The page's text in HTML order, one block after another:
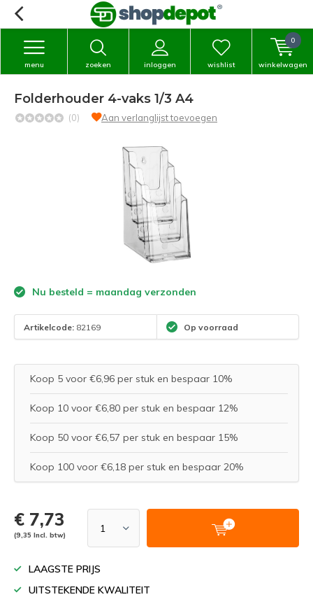
zoeken inloggen
menu wishlist winkelwagen
0
Folderhouder 4-vaks 1/3 A4
(0) Aan verlanglijst toevoegen
Nu besteld = maandag verzonden
Artikelcode: 82169 Op voorraad
Koop 5 voor €6,96 per stuk en bespaar 10%
Koop 10 voor €6,80 per stuk en bespaar 12%
Koop 50 voor €6,57 per stuk en bespaar 15%
Koop 100 voor €6,18 per stuk en bespaar 20%
€ 7,73
(9,35 Incl. btw)
LAAGSTE PRIJS
UITSTEKENDE KWALITEIT